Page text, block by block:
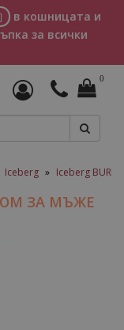
в кошницата и
за всички
0
Iceberg » Iceberg
ЗА МЪЖЕ